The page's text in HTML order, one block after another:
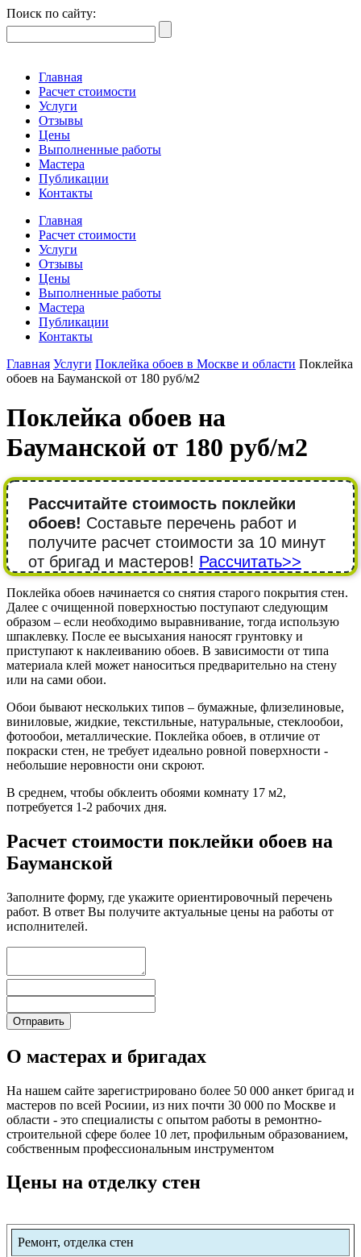
Поиск по сайту:
Главная
Расчет стоимости
Услуги
Отзывы
Цены
Выполненные работы
Мастера
Публикации
Контакты
Главная
Расчет стоимости
Услуги
Отзывы
Цены
Выполненные работы
Мастера
Публикации
Контакты
Главная Услуги Поклейка обоев в Москве и области Поклейка
обоев на Бауманской от 180 руб/м2
Поклейка обоев на
Бауманской от 180 руб/м2
Рассчитайте стоимость поклейки
обоев! Составьте перечень работ и
получите расчет стоимости за 10 минут
от бригад и мастеров! Рассчитать>>
Поклейка обоев начинается со снятия старого покрытия стен.
Далее с очищенной поверхностью поступают следующим
образом – если необходимо выравнивание, тогда использую
шпаклевку. После ее высыхания наносят грунтовку и
приступают к наклеиванию обоев. В зависимости от типа
материала клей может наноситься предварительно на стену
или на сами обои.
Обои бывают нескольких типов – бумажные, флизелиновые,
виниловые, жидкие, текстильные, натуральные, стеклообои,
фотообои, металлические. Поклейка обоев, в отличие от
покраски стен, не требует идеально ровной поверхности -
небольшие неровности они скроют.
В среднем, чтобы обклеить обоями комнату 17 м2,
потребуется 1-2 рабочих дня.
Расчет стоимости поклейки обоев на
Бауманской
Заполните форму, где укажите ориентировочный перечень
работ. В ответ Вы получите актуальные цены на работы от
исполнителей.
О мастерах и бригадах
На нашем сайте зарегистрировано более 50 000 анкет бригад и
мастеров по всей Росиии, из них почти 30 000 по Москве и
области - это специалисты с опытом работы в ремонтно-
строительной сфере более 10 лет, профильным образованием,
собственным профессиональным инструментом
Цены на отделку стен
Ремонт, отделка стен